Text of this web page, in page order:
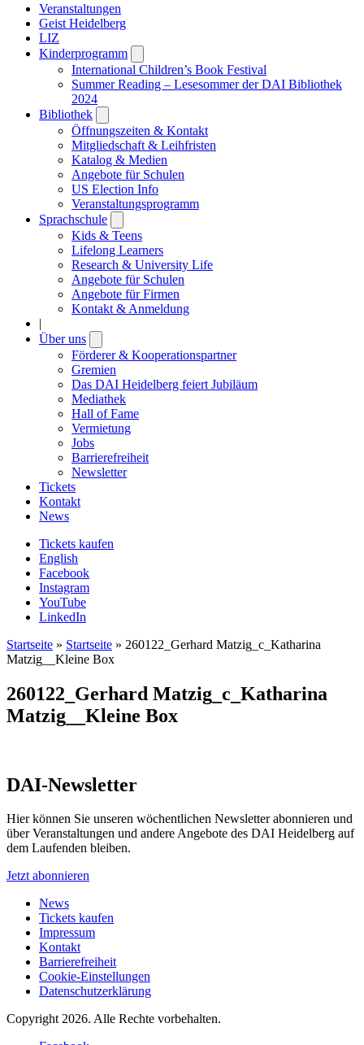
Veranstaltungen
Geist Heidelberg
LIZ
Kinderprogramm
submenu
International Children’s Book Festival
Summer Reading – Lesesommer der DAI Bibliothek
2024
Bibliothek
submenu
Öffnungszeiten & Kontakt
Mitgliedschaft & Leihfristen
Katalog & Medien
Angebote für Schulen
US Election Info
Veranstaltungsprogramm
Sprachschule
submenu
Kids & Teens
Lifelong Learners
Research & University Life
Angebote für Schulen
Angebote für Firmen
Kontakt & Anmeldung
|
Über uns
submenu
Förderer & Kooperationspartner
Gremien
Das DAI Heidelberg feiert Jubiläum
Mediathek
Hall of Fame
Vermietung
Jobs
Barrierefreiheit
Newsletter
Tickets
Kontakt
News
Tickets kaufen
English
Facebook
Instagram
YouTube
LinkedIn
Startseite » Startseite » 260122_Gerhard Matzig_c_Katharina
Matzig__Kleine Box
260122_Gerhard Matzig_c_Katharina
Matzig__Kleine Box
DAI-Newsletter
Hier können Sie unseren wöchentlichen Newsletter abonnieren und
über Veranstaltungen und andere Angebote des DAI Heidelberg auf
dem Laufenden bleiben.
Jetzt abonnieren
News
Tickets kaufen
Impressum
Kontakt
Barrierefreiheit
Cookie-Einstellungen
Datenschutzerklärung
Copyright 2026. Alle Rechte vorbehalten.